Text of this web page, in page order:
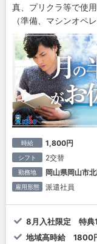
真、プリクラ等で使
（準備、マシンオペ
時給 1,800円
シフト 2交替
勤務地 岡山県岡山市
雇用形態 派遣社員
8月入社限定 特典
地域高時給 1800